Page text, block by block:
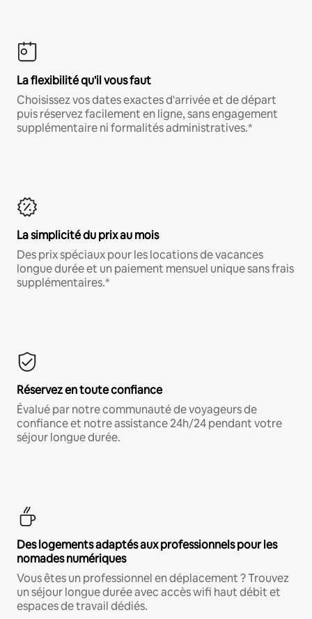
La flexibilité qu'il vous faut
Choisissez vos dates exactes d'arrivée et de départ
puis réservez facilement en ligne, sans engagement
supplémentaire ni formalités administratives.*
La simplicité du prix au mois
Des prix spéciaux pour les locations de vacances
longue durée et un paiement mensuel unique sans frais
supplémentaires.*
Réservez en toute confiance
Évalué par notre communauté de voyageurs de
confiance et notre assistance 24h/24 pendant votre
séjour longue durée.
Des logements adaptés aux professionnels pour les
nomades numériques
Vous êtes un professionnel en déplacement ? Trouvez
un séjour longue durée avec accès wifi haut débit et
espaces de travail dédiés.